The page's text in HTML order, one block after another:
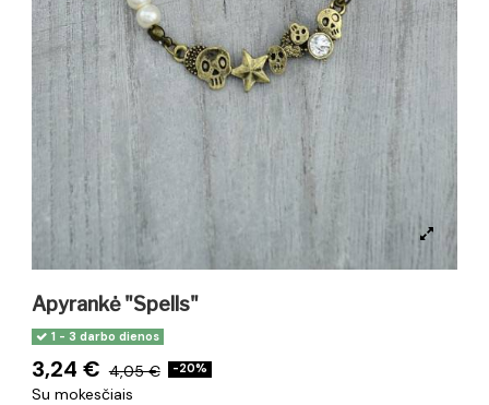
Apyrankė "Spells"
1 - 3 darbo dienos
3,24 € 4,05 € -20%
Su mokesčiais